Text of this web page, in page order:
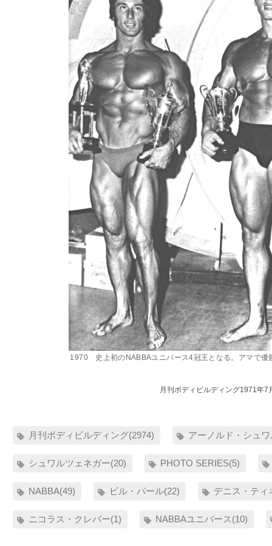
1970 史上初のNABBAユニバース4冠王となる。アマで優
月刊ボディビルディング1971年7
月刊ボディビルディング(2974) アーノルド・シュ
シュワルツェネガー(20) PHOTO SERIES(5)
NABBA(49) ビル・パール(22) デニス・ティ
ニコラス・クレバー(1) NABBAユニバース(10)